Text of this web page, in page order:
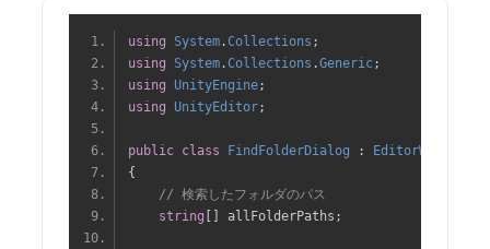
using System .Collections ;
using
System .Collections .Generic;
using
UnityEngine;
using
UnityEditor;
public class FindFolderDialog :
EditorWindow
{
// 検索したフォルダのパス
string
allFolderPaths ;